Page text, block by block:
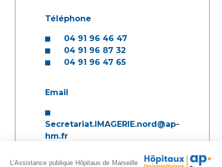
Téléphone
04 91 96 46 47
04 91 96 87 32
04 91 96 47 65
Email
Secretariat.IMAGERIE.nord@ap-
hm.fr
Encadrement :
L’Assistance publique Hôpitaux de Marseille